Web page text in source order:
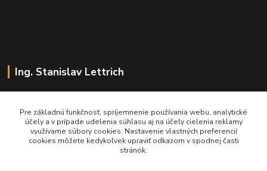
Ing. Stanislav Lettrich
+421 905 545 198
NONSTOP
Pre základnú funkčnosť, spríjemnenie používania webu, analytické
účely a v prípade udelenia súhlasu aj na účely cielenia reklamy
využívame súbory cookies. Nastavenie vlastných preferencií
cookies môžete kedykoľvek upraviť odkazom v spodnej časti
stránok.